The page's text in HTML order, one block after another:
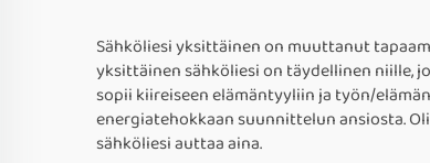
Sähköliesi yksittäinen on muuttanut
yksittäinen sähköliesi on täydellinen niille,
sopii kiireiseen elämäntyyliin ja työn/
energiatehokkaan suunnittelun ansiosta.
sähköliesi auttaa aina.